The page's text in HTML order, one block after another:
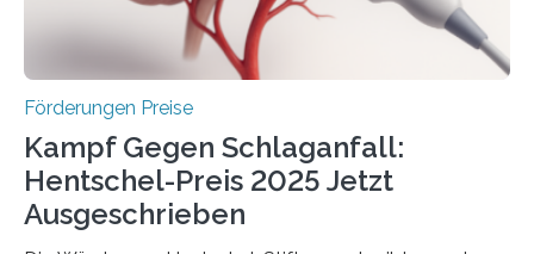
Überplanmäßige Verpflichtungsermächtigungen in
Förderungen Preise
Kampf Gegen Schlaganfall:
Hentschel-Preis 2025 Jetzt
Ausgeschrieben